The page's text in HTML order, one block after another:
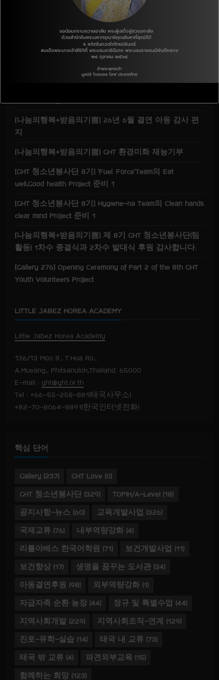
g
Tel :+82-70-8064-8891 (한국인터넷전화)
+66-55-258-881(태국사무소)
[나눔의행복+받음의기쁨] 26년 6월 결연 아동 감사 편
지
[나눔의행복+받음의기쁨] GHT 환경미화 재능기부
[GHT 청소년봉사단 8기] ‘Fuel Force’Team의 Eat
well,Good health Project 준비 1
[GHT 청소년봉사단 8기] Hygiene-na Team의 Clean hands
clear mind Project 준비 1
[나눔의행복+받음의기쁨] 제 8기 GHT 청소년봉사단(팀
활동) 1차수 종결식과 2차수 발대식 후원 감사합니다.
[Gallery 276] Opening Ceremony of Part 2 of the 8th GHT
Youth Volunteers Project
LITTLE JABEZ KOREA ACADEMY
Little Jabez Korea Academy
136/13 Moo 8., T.Hua Ro.,
A.Mueang., Phitsanulok,Thailand. 65000
E-mail : ght@ght.or.th
Tel : +66-55-258-881(태국사무소)
+82-70-8064-8891(한국인터넷전화)
핵심 단어
Gallery (237) GHT Love (0)
GHT 청소년봉사단 (329) TOPIK/A-Level (18)
공지사항-뉴스 (60) 교육개발사업 (326)
국제교류 (76) 내부역량강화 (4)
리틀야베스 한국어학원 (71) 보건개발사업 (11)
보건향상 (17) 생명을 꿈꾸는 도서관 (34)
아동결연후원 (98) 외부역량강화 (1)
자급자족 순환 농장 (44) 정규 및 특별수업 (44)
지역사회개발 (229) 지역사회조직-연계 (129)
진로-유학-실습 (14) 태국 내 교류 (73)
태국 밖 교류 (4) 파견외부교육 (15)
함께하는 희망 (123)